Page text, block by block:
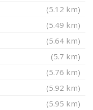
(5.12 km)
(5.49 km)
(5.64 km)
(5.7 km)
(5.76 km)
(5.92 km)
(5.95 km)